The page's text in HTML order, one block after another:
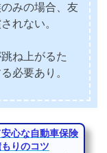
みの場合、友
れない。
ね上がるた
必要あり。
心な自動車保険
りのコツ